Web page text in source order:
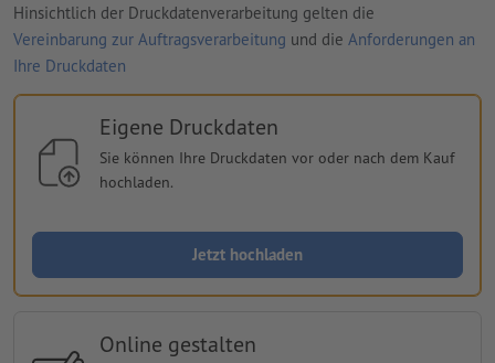
Hinsichtlich der Druckdatenverarbeitung gelten die
Vereinbarung zur Auftragsverarbeitung und die Anforderungen an
Ihre Druckdaten
Eigene Druckdaten
Sie können Ihre Druckdaten vor oder nach dem Kauf
hochladen.
Jetzt hochladen
Online gestalten